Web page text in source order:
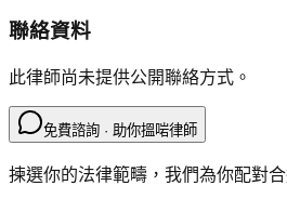
聯絡資料
此律師尚未提供公開聯絡方式。
免費諮詢 · 助你搵啱律師
揀選你的法律範疇，我們為你配對合